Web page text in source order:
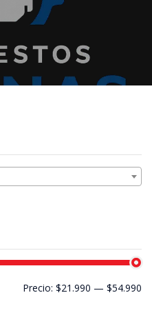
Precio: $21.990 — $54.990